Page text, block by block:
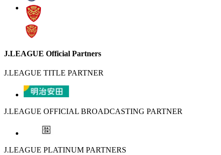
J.LEAGUE Official Partners
J.LEAGUE TITLE PARTNER
J.LEAGUE OFFICIAL BROADCASTING PARTNER
J.LEAGUE PLATINUM PARTNERS